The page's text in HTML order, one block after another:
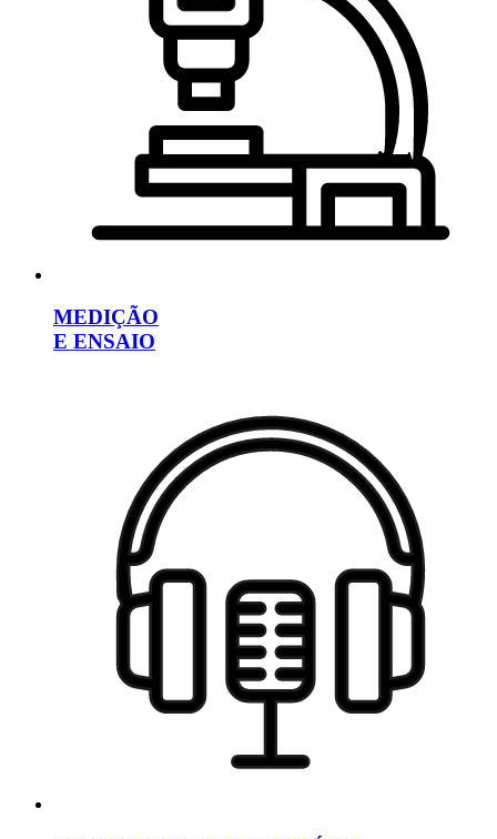
MEDIÇÃO
E ENSAIO